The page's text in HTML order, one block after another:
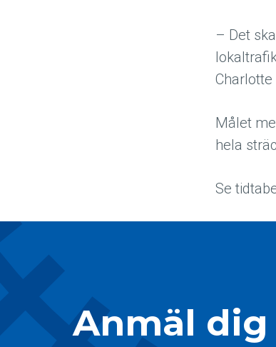
– Det
Målet
hela
Se
Anmäl